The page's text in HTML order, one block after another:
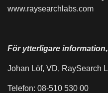
www.raysearchlabs.com
För ytterligare
Johan Löf, VD, RaySearch
Telefon: 08-510 530 00